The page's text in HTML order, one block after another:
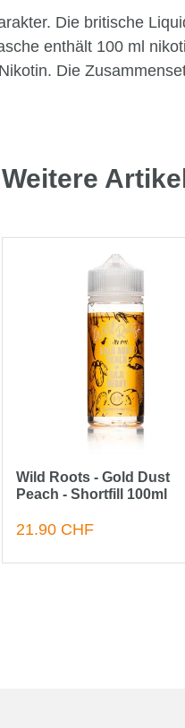
Die britische
enthält 100 ml
Die
Weitere
Wild Roots - Gold Dust
Peach - Shortfill 100ml
21.90 CHF